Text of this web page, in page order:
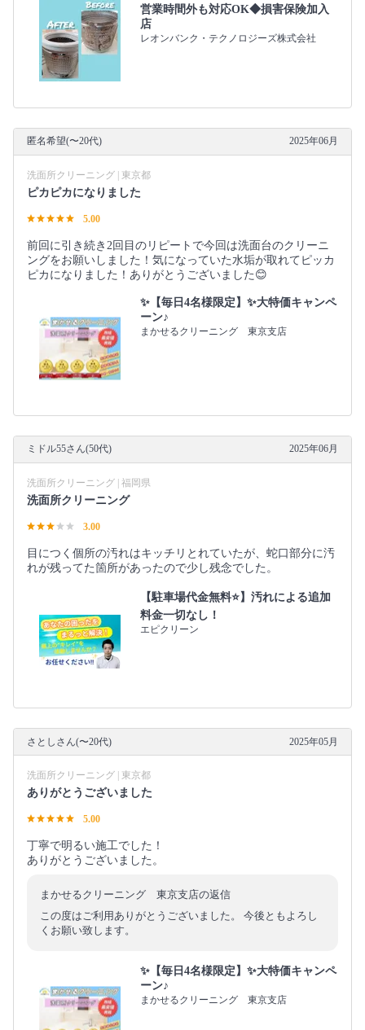
営業時間外も対応OK◆損害保険加入
店
レオンバンク・テクノロジーズ株式会社
匿名希望(〜20代) 2025年06月
洗面所クリーニング | 東京都
ピカピカになりました
5.00
前回に引き続き2回目のリピートで今回は洗面台のクリーニ
ングをお願いしました！気になっていた水垢が取れてピッカ
ピカになりました！ありがとうございました😊
✨【毎日4名様限定】✨大特価キャンペ
ーン♪
まかせるクリーニング 東京支店
ミドル55さん(50代) 2025年06月
洗面所クリーニング | 福岡県
洗面所クリーニング
3.00
目につく個所の汚れはキッチリとれていたが、蛇口部分に汚
れが残ってた箇所があったので少し残念でした。
【駐車場代金無料⭐️】汚れによる追加
料金一切なし！
エピクリーン
さとしさん(〜20代) 2025年05月
洗面所クリーニング | 東京都
ありがとうございました
5.00
丁寧で明るい施工でした！
ありがとうございました。
まかせるクリーニング 東京支店の返信
この度はご利用ありがとうございました。 今後ともよろし
くお願い致します。
✨【毎日4名様限定】✨大特価キャンペ
ーン♪
まかせるクリーニング 東京支店